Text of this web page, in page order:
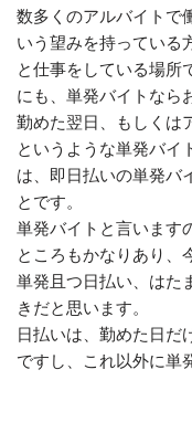
数多くのアルバイトで
いう望みを持っている
と仕事をしている場所
にも、単発バイトなら
勤めた翌日、もしくは
というような単発バイ
は、即日払いの単発バ
とです。
単発バイトと言います
ところもかなりあり、
単発且つ日払い、はた
きだと思います。
日払いは、勤めた日だ
ですし、これ以外に単